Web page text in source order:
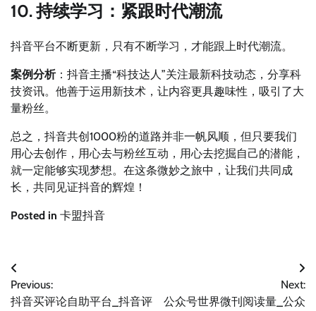
10. 持续学习：紧跟时代潮流
抖音平台不断更新，只有不断学习，才能跟上时代潮流。
案例分析：抖音主播“科技达人”关注最新科技动态，分享科
技资讯。他善于运用新技术，让内容更具趣味性，吸引了大
量粉丝。
总之，抖音共创1000粉的道路并非一帆风顺，但只要我们
用心去创作，用心去与粉丝互动，用心去挖掘自己的潜能，
就一定能够实现梦想。在这条微妙之旅中，让我们共同成
长，共同见证抖音的辉煌！
Posted in 卡盟抖音
文
章
Previous:
抖音买评论自助平台_抖音评
Next:
公众号世界微刊阅读量_公众